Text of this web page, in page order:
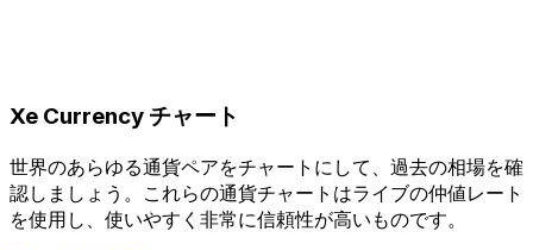
Xe Currency チャート
世界のあらゆる通貨ペアをチャートにして、過去の相場を確
認しましょう。これらの通貨チャートはライブの仲値レート
を使用し、使いやすく非常に信頼性が高いものです。